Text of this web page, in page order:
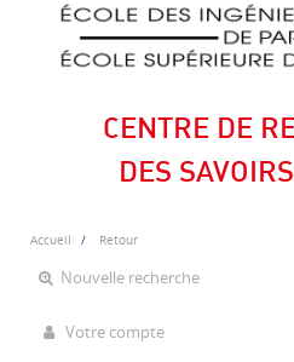
CENTRE DE
DES
Accueil Retour
Nouvelle recherche
Votre compte